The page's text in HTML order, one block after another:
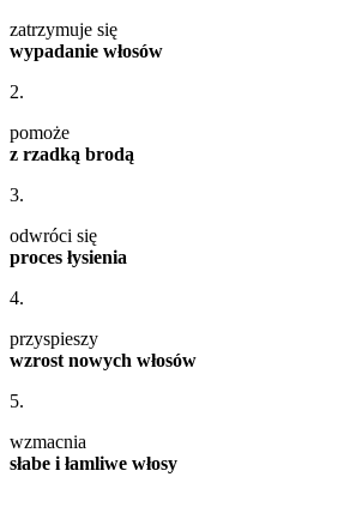
zatrzymuje się
wypadanie włosów
2.
pomoże
z rzadką brodą
3.
odwróci się
proces łysienia
4.
przyspieszy
wzrost nowych włosów
5.
wzmacnia
słabe i łamliwe włosy